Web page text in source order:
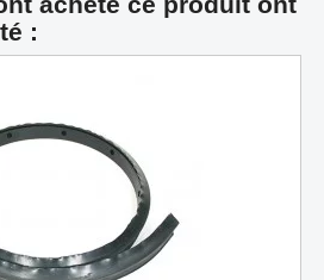
: